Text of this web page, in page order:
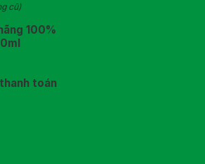
cũ)
100%
toán